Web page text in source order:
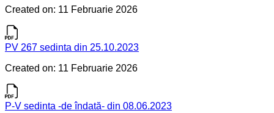
Created on: 11 Februarie 2026
PV 267 sedinta din 25.10.2023
Created on: 11 Februarie 2026
P-V sedinta -de îndată- din 08.06.2023